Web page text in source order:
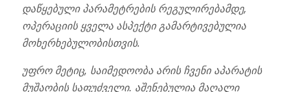
დაწყებული პარამეტრების რეგულირებამდე,
ოპერაციის ყველა ასპექტი გამარტივებულია
მოხერხებულობისთვის.
უფრო მეტიც, საიმედოობა არის ჩვენი აპარატის
მუშაობის საფუძველი. აშენებულია მაღალი